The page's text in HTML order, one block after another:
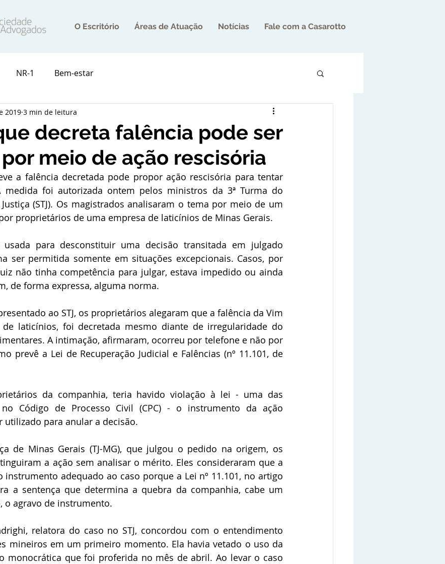
O Escritório Áreas de Atuação Notícias Fale com a Casarotto
NR-1 Bem-estar
decreta falência pode ser
meio de ação rescisória
2019 3 min de leitura
a falência decretada pode propor ação rescisória para tentar
medida foi autorizada ontem pelos ministros da 3ª Turma do
(STJ). Os magistrados analisaram o tema por meio de um
proprietários de uma empresa de laticínios de Minas Gerais.
para desconstituir uma decisão transitada em julgado
ser permitida somente em situações excepcionais. Casos, por
não tinha competência para julgar, estava impedido ou ainda
de forma expressa, alguma norma.
ao STJ, os proprietários alegaram que a falência da Vim
de laticínios, foi decretada mesmo diante de irregularidade do
A intimação, afirmaram, ocorreu por telefone e não por
prevê a Lei de Recuperação Judicial e Falências (nº 11.101, de
da companhia, teria havido violação à lei - uma das
Código de Processo Civil (CPC) - o instrumento da ação
utilizado para anular a decisão.
de Minas Gerais (TJ-MG), que julgou o pedido na origem, os
a ação sem analisar o mérito. Eles consideraram que a
instrumento adequado ao caso porque a Lei nº 11.101, no artigo
a sentença que determina a quebra da companhia, cabe um
o agravo de instrumento.
relatora do caso no STJ, concordou com o entendimento
mineiros em um primeiro momento. Ela havia vetado o uso da
monocrática que foi proferida no mês de abril. Ao levar o caso